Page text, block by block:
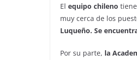
El equipo chileno
muy cerca de los
Luqueño. Se
Por su parte, la